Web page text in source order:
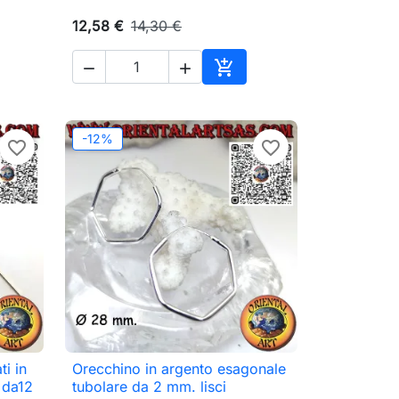
al carrello
12,58 € 14,30 €
  
Aggiungi al carrello
favorite_border
in
-12% favorite_border
 Anteprima
Orecchino in argento esagonale
tubolare da 2 mm. lisci